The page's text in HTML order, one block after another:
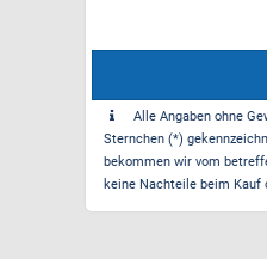
Alle Angaben ohne
Sternchen (*)
bekommen wir vom
keine Nachteile beim Kauf